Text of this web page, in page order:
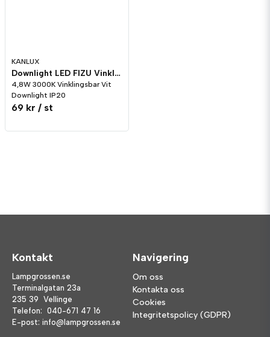
KANLUX
Downlight LED FIZU Vinklingsbar 4,8W 3000K Vit
4,8W 3000K Vinklingsbar Vit
Downlight IP20
69 kr / st
Kontakt
Lampgrossen.se
Terminalgatan 23a
235 39 Vellinge
Telefon: 040-671 47 16
E-post: info@lampgrossen.se
Navigering
Om oss
Kontakta oss
Cookies
Integritetspolicy (GDPR)